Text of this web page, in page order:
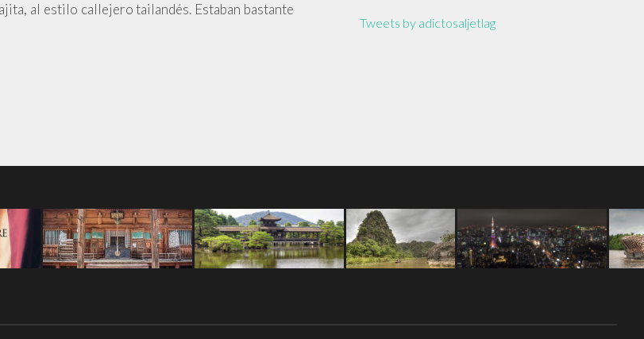
al estilo callejero tailandés. Estaban bastante
Tweets by adictosaljetlag